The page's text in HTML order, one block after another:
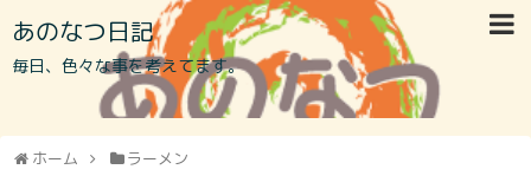
あのなつ日記
毎日、色々な事を考えてます。
ホーム ラーメン